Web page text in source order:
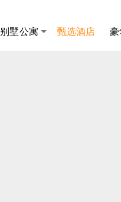
别墅公寓 甄选酒店